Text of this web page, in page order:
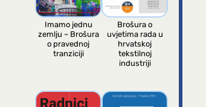
Imamo jednu
zemlju – Brošura
o pravednoj
tranziciji
Brošura o
uvjetima rada u
hrvatskoj
tekstilnoj
industriji